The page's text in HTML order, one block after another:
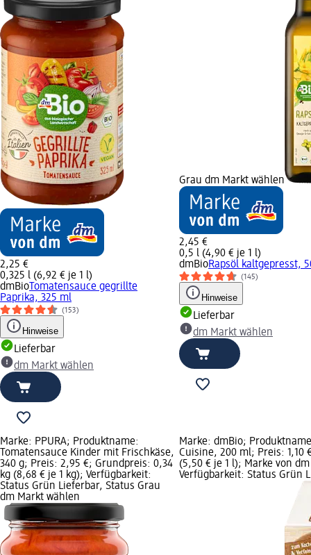
2,25 €
0,325 l (6,92 € je 1 l)
dmBio Tomatensauce gegrillte
Paprika, 325 ml
(153)
Hinweise
Lieferbar
dm Markt wählen
Grau dm Markt wählen
2,45 €
0,5 l (4,90 € je 1 l)
dmBioRapsöl kaltgepresst,
(145)
Hinweise
Lieferbar
dm Markt wählen
Marke: PPURA; Produktname:
Tomatensauce Kinder mit Frischkäse,
340 g; Preis: 2,95 €; Grundpreis: 0,34
kg (8,68 € je 1 kg); Verfügbarkeit:
Status Grün Lieferbar, Status Grau
dm Markt wählen
Marke: dmBio;
Cuisine, 200 ml; Preis: 1,10
(5,50 € je 1 l); Marke von
Verfügbarkeit: Status Grün